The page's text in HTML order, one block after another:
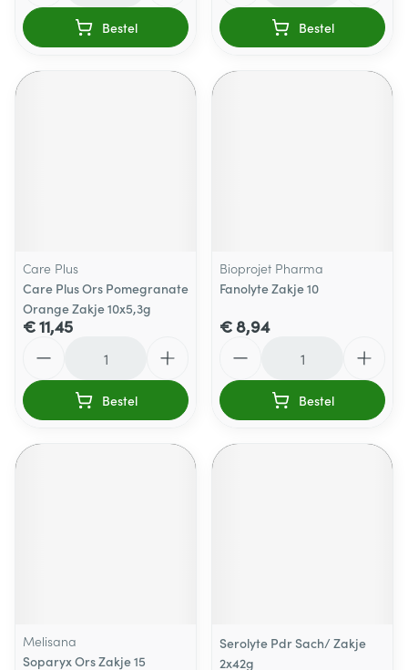
Bestel Bestel
Care Plus
Care Plus Ors Pomegranate
Orange Zakje 10x5,3g
€ 11,45
Bestel
Bioprojet Pharma
Fanolyte Zakje 10
€ 8,94
Bestel
Melisana
Soparyx Ors Zakje 15
Serolyte Pdr Sach/ Zakje
2x42g